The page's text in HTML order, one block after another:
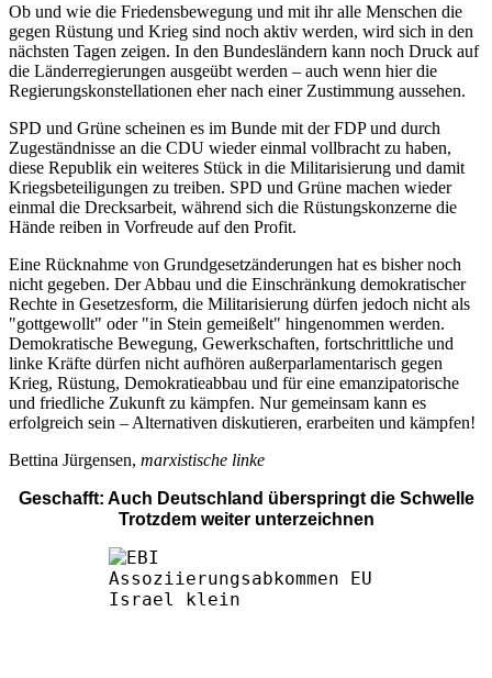
Ob und wie die Friedensbewegung und mit ihr alle Menschen die
gegen Rüstung und Krieg sind noch aktiv werden, wird sich in den
nächsten Tagen zeigen. In den Bundesländern kann noch Druck auf
die Länderregierungen ausgeübt werden – auch wenn hier die
Regierungskonstellationen eher nach einer Zustimmung aussehen.
SPD und Grüne scheinen es im Bunde mit der FDP und durch
Zugeständnisse an die CDU wieder einmal vollbracht zu haben,
diese Republik ein weiteres Stück in die Militarisierung und damit
Kriegsbeteiligungen zu treiben. SPD und Grüne machen wieder
einmal die Drecksarbeit, während sich die Rüstungskonzerne die
Hände reiben in Vorfreude auf den Profit.
Eine Rücknahme von Grundgesetzänderungen hat es bisher noch
nicht gegeben. Der Abbau und die Einschränkung demokratischer
Rechte in Gesetzesform, die Militarisierung dürfen jedoch nicht als
"gottgewollt" oder "in Stein gemeißelt" hingenommen werden.
Demokratische Bewegung, Gewerkschaften, fortschrittliche und
linke Kräfte dürfen nicht aufhören außerparlamentarisch gegen
Krieg, Rüstung, Demokratieabbau und für eine emanzipatorische
und friedliche Zukunft zu kämpfen. Nur gemeinsam kann es
erfolgreich sein – Alternativen diskutieren, erarbeiten und kämpfen!
Bettina Jürgensen, marxistische linke
Geschafft: Auch Deutschland überspringt die Schwelle
Trotzdem weiter unterzeichnen